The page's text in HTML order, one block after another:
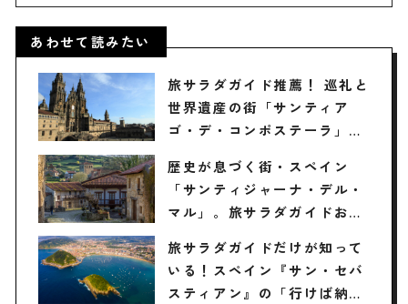
あわせて読みたい
旅サラダガイド推薦！ 巡礼と
世界遺産の街「サンティア
ゴ・デ・コンポステーラ」
メ・お土産3選
歴史が息づく街・スペイン
「サンティジャーナ・デル・
マル」。旅サラダガイドおす
メ・お土産3選
旅サラダガイドだけが知って
いる！スペイン『サン・セバ
スティアン』の「行けば納